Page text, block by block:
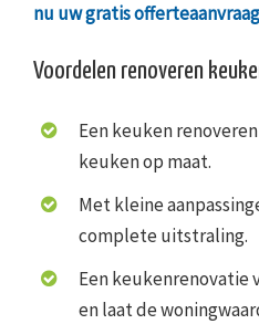
nu uw gratis
Voordelen renoveren
Een keuken
keuken op maat.
Met kleine
complete uitstraling.
Een keukenrenovatie
en laat de